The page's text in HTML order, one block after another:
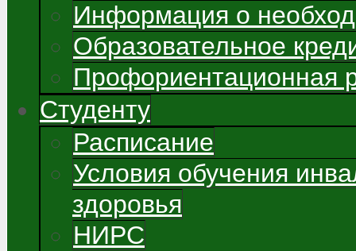
Информация о
Образовательное
Профориентационная
Студенту
Расписание
Условия обучения
здоровья
НИРС